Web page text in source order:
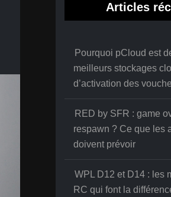
Articles
Pourquoi pCloud est
meilleurs stockages
d’activation des
RED by SFR : game
respawn ? Ce que les
doivent prévoir
WPL D12 et D14 : les
RC qui font la